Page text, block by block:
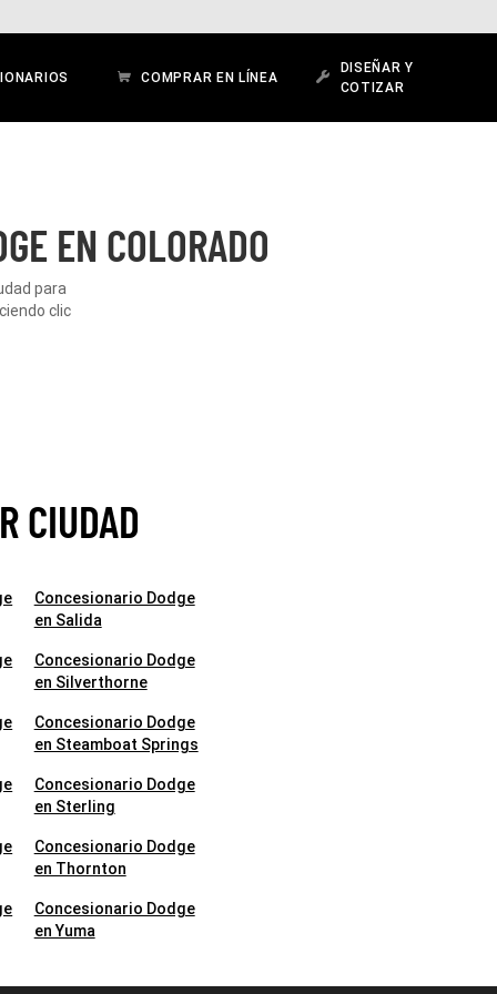
COMPRAR EN LÍNEA
DISEÑAR Y
COTIZAR
EN COLORADO
para
clic
CIUDAD
Concesionario Dodge
en Salida
Concesionario Dodge
en Silverthorne
Concesionario Dodge
en Steamboat Springs
Concesionario Dodge
en Sterling
Concesionario Dodge
en Thornton
Concesionario Dodge
en Yuma